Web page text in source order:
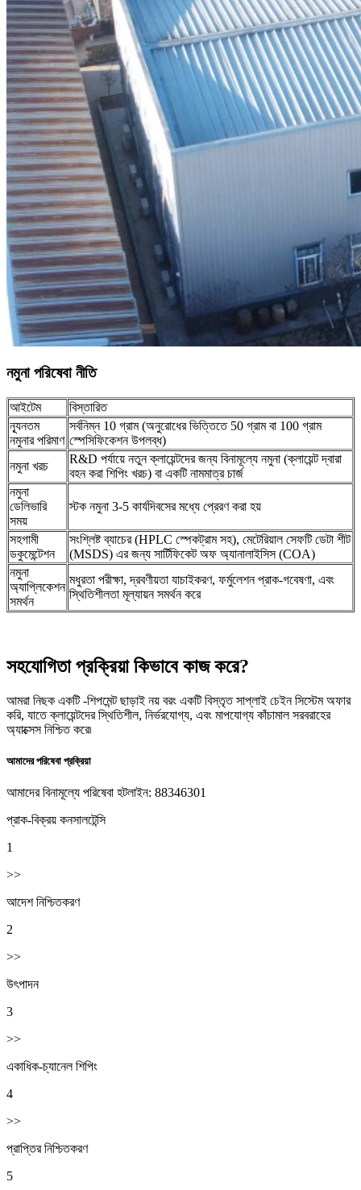
নমুনা পরিষেবা নীতি
আইটেম
বিস্তারিত
ন্যূনতম
নমুনার পরিমাণ
সর্বনিম্ন 10 গ্রাম (অনুরোধের ভিত্তিতে 50 গ্রাম বা 100 গ্রাম
স্পেসিফিকেশন উপলব্ধ)
নমুনা খরচ
R&D পর্যায়ে নতুন ক্লায়েন্টদের জন্য বিনামূল্যে নমুনা (ক্লায়েন্ট দ্বারা
বহন করা শিপিং খরচ) বা একটি নামমাত্র চার্জ
নমুনা
ডেলিভারি
সময়
স্টক নমুনা 3-5 কার্যদিবসের মধ্যে প্রেরণ করা হয়
সহগামী
ডকুমেন্টেশন
সংশ্লিষ্ট ব্যাচের (HPLC স্পেকট্রাম সহ), মেটেরিয়াল সেফটি ডেটা শীট
(MSDS) এর জন্য সার্টিফিকেট অফ অ্যানালাইসিস (COA)
নমুনা
অ্যাপ্লিকেশন
সমর্থন
মধুরতা পরীক্ষা, দ্রবণীয়তা যাচাইকরণ, ফর্মুলেশন প্রাক-গবেষণা, এবং
স্থিতিশীলতা মূল্যায়ন সমর্থন করে
সহযোগিতা প্রক্রিয়া কিভাবে কাজ করে?
আমরা নিছক একটি -শিপমেন্ট ছাড়াই নয় বরং একটি বিস্তৃত সাপ্লাই চেইন সিস্টেম অফার
করি, যাতে ক্লায়েন্টদের স্থিতিশীল, নির্ভরযোগ্য, এবং মাপযোগ্য কাঁচামাল সরবরাহের
অ্যাক্সেস নিশ্চিত করে৷
আমাদের পরিষেবা প্রক্রিয়া
আমাদের বিনামূল্যে পরিষেবা হটলাইন: 88346301
প্রাক-বিক্রয় কনসালটেন্সি
1
>>
আদেশ নিশ্চিতকরণ
2
>>
উৎপাদন
3
>>
একাধিক-চ্যানেল শিপিং
4
>>
প্রাপ্তির নিশ্চিতকরণ
5